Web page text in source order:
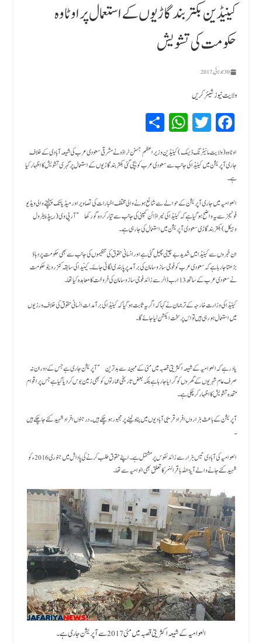
کینیڈین بکتر بند گاڑیوں کے استعمال پر اوٹاوہ
حکومت کی تشویش
30 جولائی, 2017
ولایت نیوز شیئر کریں
Fa
ce
bo
T
wi
tte
W
hat
sA
Sh
ar
e
اوٹاوہ ( ولایت مانیٹرنگ ڈیسک ) کینیڈین وزیر اعظم جسٹن ٹراڈو نے مشرقی سعودی عرب کی شیعہ آبادی کے خلاف
جاری آپریشن میں کینیڈا کی جانب سے سعودی عرب کو بیچی گئی بکتر بند گاڑیوں کے استعمال پر گہری تشویش کا اظہار کیا
ہے ۔
العوامیہ میں جاری آپریشن کے حوالے سے شائع ہونے والی مختلف اخبارات کی تصاویر اور میڈیا تک پہنچنے والی ویڈیو
فوٹیجز سے یہ واضح ہو گیا ہے کہ کینیڈا کی ٹیرا ڈائن کمپنی کی جانب سے تیار کردہ گورکھا ۤآر پی وی (ریپڈ پیٹرول
وہیکل ) بکتر بند گاڑی سعودی آپریشن میں استعمال کی جارہی ہے ۔
ان خبروں سے کینیڈا میں شدید بے چینی پھیل گئی ہے اور انسانی حقوق کی تنظیموں کی جانب سے بھی حکومت پر دباؤ
بڑھتا جارہا ہے کہ سعودی عرب کو فوجی سازوسامان کی برآمد پر پابندی لگائی جائے ۔کینیدا کی سابقہ کنزرویٹو حکومت
نے سعودی عرب کے ساتھ 13ارب ڈالر سے زائد فوجی سازو سامان کی فروخت کا معاہدہ کیا تھا۔
کینیڈا کی وزارت خارجہ کے ترجمان نے کہا کہ اگر یہ ثابت ہو گیا کہ کینیڈا کی برآمدات انسانی حقوق کی خلاف ورزیوں
میں استعمال ہو رہی ہیں تو اس پر سخت ایکشن لیا جائے گا۔
یاد رہے کہ العوامیہ کے شیعہ اکثریتی قصبہ میں مئی کے مہینہ سے بدترین ۤآپریشن جاری ہے جس کے دوران نہ
صرف عام شہریوں کے گھروں کو گرایا جارہا ہے بلکہ بعض تاریخی عمارتوں کو بھی زمین بوس کردیا گیا ہے جس پر اقوام
متحدہ تشویش کا اظہار کرچکی ہے ۔
آپریشن کے باعث ہزاروں افراد قریبی آبادیوں میں پناہ لینے پر مجبور ہو چکے ہیں ۔ درجنوں افراد شہید کئے جا چکے ہیں
۔
العوامیہ کی آبادی تیس ہزار سے زائد نفوس پر مشتمل ہے ۔اپنے حقوق طلب کرنے کی پاداش میں جنوری 2016 ء کو
شہید کئے جانے والے آیۃ اللہ باقر النمر کا تعلق بھی الوامیہ سے تھا۔
العوامیہ کے شیعہ اکثریتی قصبہ میں مئی 2017 سے آپریشن جاری ہے ۔